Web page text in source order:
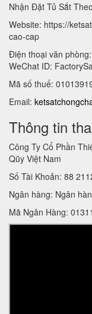
Nhận Đặt Tủ Sắt
Website: https://
cao-cap
Điện thoại văn
WeChat ID:
Mã số thuế:
Email:
Thông tin
Công Ty Cổ Phần
Qũy Việt Nam
Số Tài Khoản: 88
Ngân hàng: Ngân
Mã Ngân Hàng: